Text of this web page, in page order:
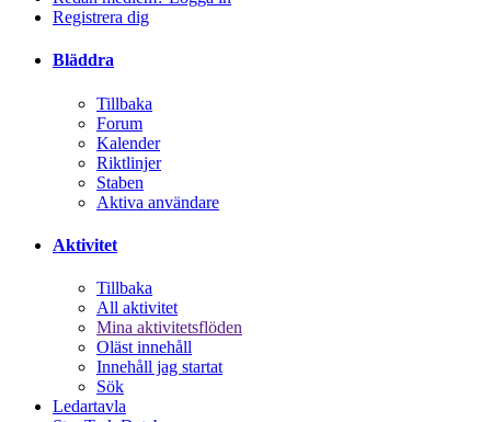
Registrera dig
Bläddra
Tillbaka
Forum
Kalender
Riktlinjer
Staben
Aktiva användare
Aktivitet
Tillbaka
All aktivitet
Mina aktivitetsflöden
Oläst innehåll
Innehåll jag startat
Sök
Ledartavla